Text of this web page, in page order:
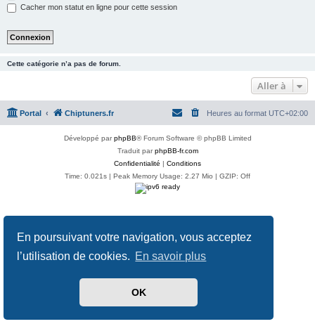
En poursuivant votre navigation, vous acceptez
l’utilisation de cookies. En savoir plus
OK
Cacher mon statut en ligne pour cette session
Cette catégorie n’a pas de forum.
Aller à
Portal Chiptuners.fr Heures au format UTC+02:00
Développé parphpBB® Forum Software © phpBB Limited
Traduit parphpBB-fr.com
Confidentialité | Conditions
Time: 0.021s | Peak Memory Usage: 2.27 Mio | GZIP: Off